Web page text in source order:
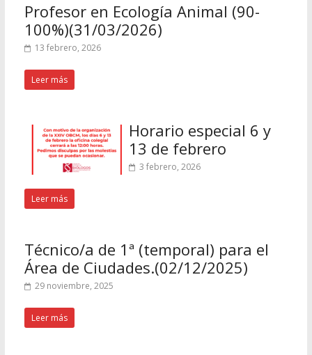
Profesor en Ecología Animal (90-
100%)(31/03/2026)
13 febrero, 2026
Leer más
Horario especial 6 y
13 de febrero
3 febrero, 2026
Leer más
Técnico/a de 1ª (temporal) para el
Área de Ciudades.(02/12/2025)
29 noviembre, 2025
Leer más